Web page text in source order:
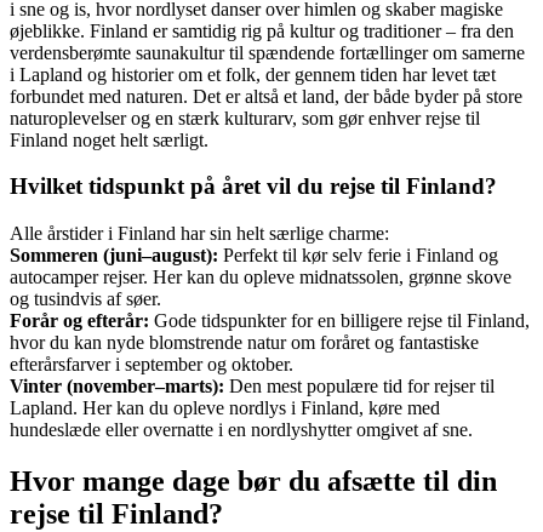
i sne og is, hvor nordlyset danser over himlen og skaber magiske
øjeblikke. Finland er samtidig rig på kultur og traditioner – fra den
verdensberømte saunakultur til spændende fortællinger om samerne
i Lapland og historier om et folk, der gennem tiden har levet tæt
forbundet med naturen. Det er altså et land, der både byder på store
naturoplevelser og en stærk kulturarv, som gør enhver rejse til
Finland noget helt særligt.
Hvilket tidspunkt på året vil du rejse til Finland?
Alle årstider i Finland har sin helt særlige charme:
Sommeren (juni–august): Perfekt til kør selv ferie i Finland og
autocamper rejser. Her kan du opleve midnatssolen, grønne skove
og tusindvis af søer.
Forår og efterår: Gode tidspunkter for en billigere rejse til Finland,
hvor du kan nyde blomstrende natur om foråret og fantastiske
efterårsfarver i september og oktober.
Vinter (november–marts): Den mest populære tid for rejser til
Lapland. Her kan du opleve nordlys i Finland, køre med
hundeslæde eller overnatte i en nordlyshytter omgivet af sne.
Hvor mange dage bør du afsætte til din
rejse til Finland?